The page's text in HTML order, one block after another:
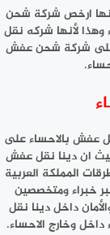
أنها ارخص شركة شحن
لأنها شركه نقل
على شركة شحن عفش
عفش بالاحساء على
ان دينا نقل عفش
المملكة العربية
خبراء ومتخصصين
داخل دينا نقل
وخارج الاحساء.